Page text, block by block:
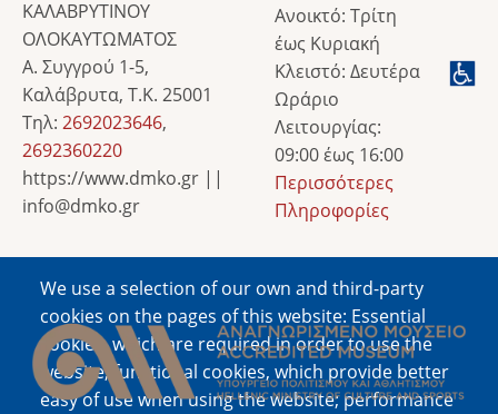
We use a selection of our own and third-party
cookies on the pages of this website: Essential
cookies, which are required in order to use the
website; functional cookies, which provide better
easy of use when using the website; performance
ΚΑΛΑΒΡΥΤΙΝΟΥ
ΟΛΟΚΑΥΤΩΜΑΤΟΣ
Α. Συγγρού 1-5,
Καλάβρυτα, Τ.Κ. 25001
Τηλ: 2692023646,
2692360220
https://www.dmko.gr ||
info@dmko.gr
Ανοικτό: Τρίτη
έως Κυριακή
Κλειστό: Δευτέρα
Ωράριο
Λειτουργίας:
09:00 έως 16:00
Περισσότερες
Πληροφορίες
Image